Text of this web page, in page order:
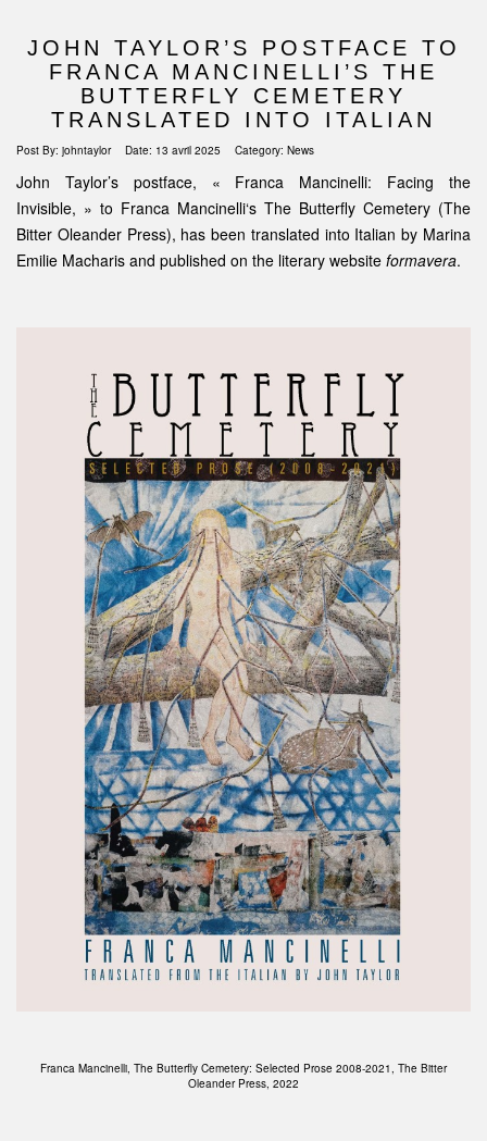
JOHN TAYLOR’S POSTFACE TO
FRANCA MANCINELLI’S THE
BUTTERFLY CEMETERY
TRANSLATED INTO ITALIAN
Post By: johntaylor Date: 13 avril 2025 Category: News
John Taylor’s postface, « Franca Mancinelli: Facing the
Invisible, » to Franca Mancinelli‘s The Butterfly Cemetery (The
Bitter Oleander Press), has been translated into Italian by Marina
Emilie Macharis and published on the literary website formavera.
Franca Mancinelli, The Butterfly Cemetery: Selected Prose 2008-2021, The Bitter
Oleander Press, 2022